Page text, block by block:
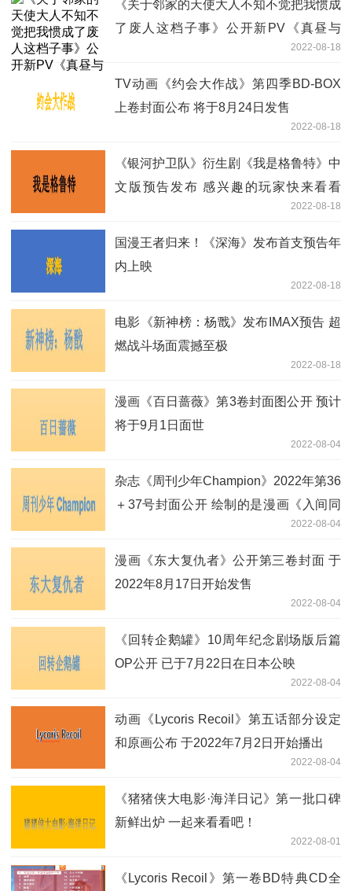
《关于邻家的天使大人不知不觉把我惯成
了废人这档子事》公开新PV《真昼与
2022-08-18
TV动画《约会大作战》第四季BD-BOX
上卷封面公布 将于8月24日发售
2022-08-18
《银河护卫队》衍生剧《我是格鲁特》中
文版预告发布 感兴趣的玩家快来看看
2022-08-18
国漫王者归来！《深海》发布首支预告年
内上映
2022-08-18
电影《新神榜：杨戬》发布IMAX预告 超
燃战斗场面震撼至极
2022-08-18
漫画《百日蔷薇》第3卷封面图公开 预计
将于9月1日面世
2022-08-04
杂志《周刊少年Champion》2022年第36
＋37号封面公开 绘制的是漫画《入间同
学入魔了!》和《魔界的主角是我们!》
2022-08-04
漫画《东大复仇者》公开第三卷封面 于
2022年8月17日开始发售
2022-08-04
《回转企鹅罐》10周年纪念剧场版后篇
OP公开 已于7月22日在日本公映
2022-08-04
动画《Lycoris Recoil》第五话部分设定
和原画公布 于2022年7月2日开始播出
2022-08-04
《猪猪侠大电影·海洋日记》第一批口碑
新鲜出炉 一起来看看吧！
2022-08-01
《Lycoris Recoil》第一卷BD特典CD全